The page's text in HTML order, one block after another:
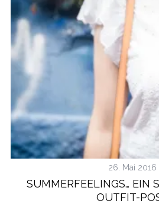
26. Mai 2016
SUMMERFEELINGS… EIN
OUTFIT-